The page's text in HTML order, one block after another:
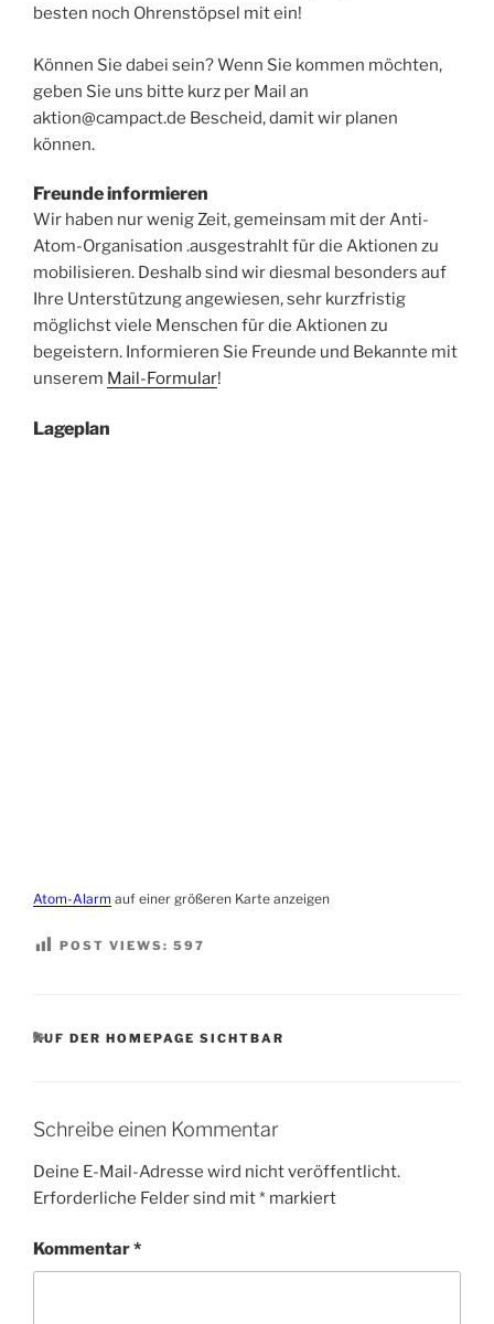
besten noch Ohrenstöpsel mit ein!
Können Sie dabei sein? Wenn Sie kommen möchten,
geben Sie uns bitte kurz per Mail an
aktion@campact.de Bescheid, damit wir planen
können.
Freunde informieren
Wir haben nur wenig Zeit, gemeinsam mit der Anti-
Atom-Organisation .ausgestrahlt für die Aktionen zu
mobilisieren. Deshalb sind wir diesmal besonders auf
Ihre Unterstützung angewiesen, sehr kurzfristig
möglichst viele Menschen für die Aktionen zu
begeistern. Informieren Sie Freunde und Bekannte mit
unserem Mail-Formular!
Lageplan
Atom-Alarm auf einer größeren Karte anzeigen
POST VIEWS: 597
KATEGORIEN
AUF DER HOMEPAGE SICHTBAR
Schreibe einen Kommentar
Deine E-Mail-Adresse wird nicht veröffentlicht.
Erforderliche Felder sind mit* markiert
Kommentar*